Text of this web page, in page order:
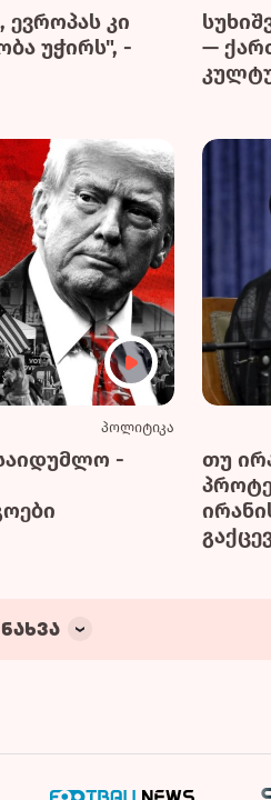
ევროპას კი
უჭირს", -
—
პოლიტიკა
-
თუ